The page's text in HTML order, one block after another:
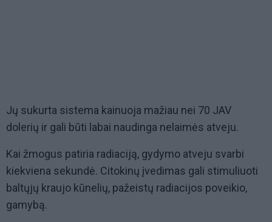
Jų sukurta sistema kainuoja mažiau nei 70 JAV
dolerių ir gali būti labai naudinga nelaimės atveju.
Kai žmogus patiria radiaciją, gydymo atveju svarbi
kiekviena sekundė. Citokinų įvedimas gali stimuliuoti
baltųjų kraujo kūnelių, pažeistų radiacijos poveikio,
gamybą.